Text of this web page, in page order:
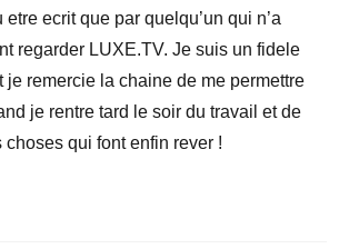
etre ecrit que par quelqu’un qui n’a
regarder LUXE.TV. Je suis un fidele
je remercie la chaine de me permettre
je rentre tard le soir du travail et de
qui font enfin rever !